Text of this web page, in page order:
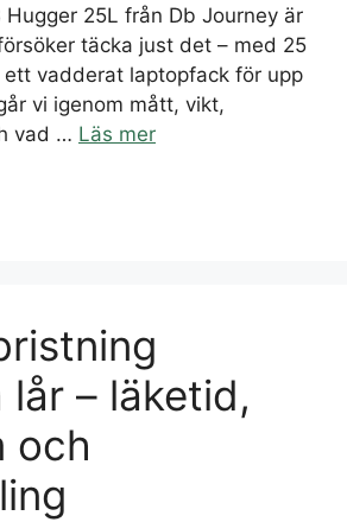
Hugger 25L från Db Journey är
täcka just det – med 25
ett vadderat laptopfack för upp
vi igenom mått, vikt,
vad … Läs mer
lår – läketid,
och